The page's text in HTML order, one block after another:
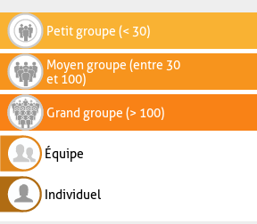
Petit groupe (< 30)
Moyen groupe (entre 30
et 100)
Grand groupe (> 100)
Équipe
Individuel